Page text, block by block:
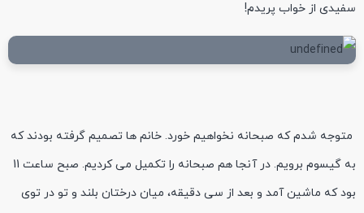
سفیدی از خواب پریدم!
متوجه شدم که صبحانه نخواهیم خورد. خانم ها تصمیم گرفته بودند که
به گیسوم برویم. در آنجا هم صبحانه را تکمیل می کردیم. صبح ساعت 11
بود که ماشین آمد و بعد از سی دقیقه، میان درختان بلند و تو در توی